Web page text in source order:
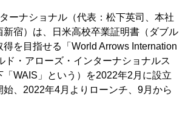
ーナショナル（代表：松下英司、本社
新宿）は、日米高校卒業証明書（ダブル
得を目指せる「World Arrows Internation
ド・アローズ・インターナショナルス
「WAIS」という）を2022年2月に設立
始、2022年4月よりローンチ、9月から